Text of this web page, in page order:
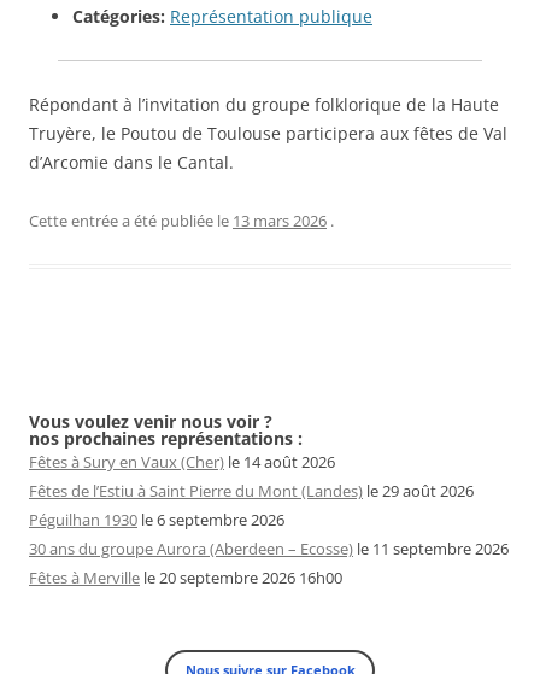
Catégories: Représentation publique
Répondant à l’invitation du groupe folklorique de la Haute
Truyère, le Poutou de Toulouse participera aux fêtes de Val
d’Arcomie dans le Cantal.
Cette entrée a été publiée le 13 mars 2026 .
articles
Vous voulez venir nous voir ?
nos prochaines représentations :
Fêtes à Sury en Vaux (Cher) le 14 août 2026
Fêtes de l’Estiu à Saint Pierre du Mont (Landes) le 29 août 2026
Péguilhan 1930 le 6 septembre 2026
30 ans du groupe Aurora (Aberdeen – Ecosse) le 11 septembre 2026
Fêtes à Merville le 20 septembre 2026 16h00
Nous suivre sur Facebook